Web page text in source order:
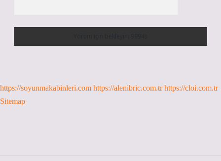
https://soyunmakabinleri.com https://alenibric.com.tr https://cloi.com.tr
Sitemap